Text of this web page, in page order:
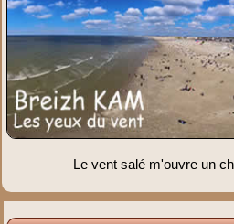
Le vent salé m'ouvre un